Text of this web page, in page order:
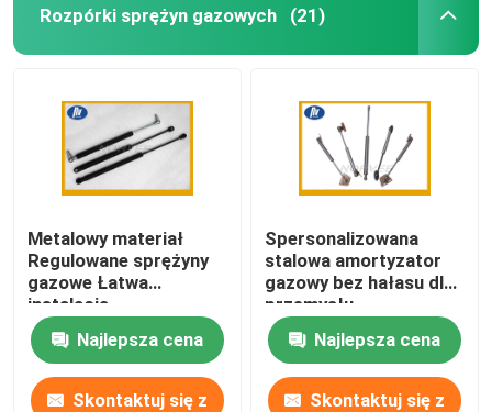
Rozpórki sprężyn gazowych (21)
Metalowy materiał
Regulowane sprężyny
gazowe Łatwa
instalacja
Amortyzatory gazowe
bagażnika samochodu
Najlepsza cena
Skontaktuj się z
Spersonalizowana
stalowa amortyzator
gazowy bez hałasu dla
przemysłu
automatycznego /
mebli Najlepsza cena
Skontaktuj się z